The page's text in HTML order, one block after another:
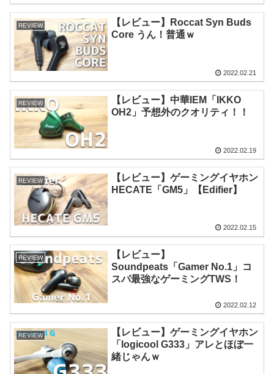
REVIEW
【レビュー】Roccat Syn Buds
Core うん！普通ｗ
2022.02.21
REVIEW
【レビュー】中華IEM「IKKO
OH2」予想外のクオリティ！！
2022.02.19
REVIEW
【レビュー】ゲーミングイヤホン
HECATE「GM5」【Edifier】
2022.02.15
REVIEW
【レビュー】
Soundpeats「Gamer No.1」コ
スパ最強なゲーミングTWS！
2022.02.12
REVIEW
【レビュー】ゲーミングイヤホン
「logicool G333」アレとほぼ一
緒じゃんｗ